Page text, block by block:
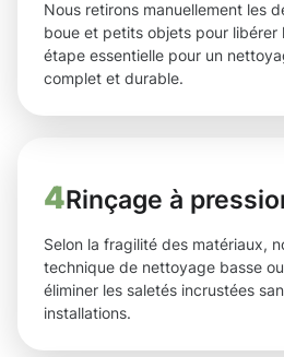
Nous retirons manuellement les
boue et petits objets pour libérer
étape essentielle pour un
complet et durable.
4Rinçage à
Selon la fragilité des matériaux,
technique de nettoyage basse
éliminer les saletés incrustées
installations.